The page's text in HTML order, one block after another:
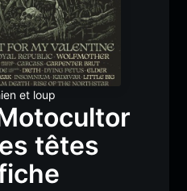
et loup
têtes